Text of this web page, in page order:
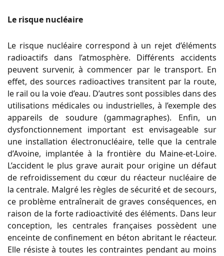
Le risque nucléaire
Le risque nucléaire correspond à un rejet d’éléments
radioactifs dans l’atmosphère. Différents accidents
peuvent survenir, à commencer par le transport. En
effet, des sources radioactives transitent par la route,
le rail ou la voie d’eau. D’autres sont possibles dans des
utilisations médicales ou industrielles, à l’exemple des
appareils de soudure (gammagraphes). Enfin, un
dysfonctionnement important est envisageable sur
une installation électronucléaire, telle que la centrale
d’Avoine, implantée à la frontière du Maine-et-Loire.
L’accident le plus grave aurait pour origine un défaut
de refroidissement du cœur du réacteur nucléaire de
la centrale. Malgré les règles de sécurité et de secours,
ce problème entraînerait de graves conséquences, en
raison de la forte radioactivité des éléments. Dans leur
conception, les centrales françaises possèdent une
enceinte de confinement en béton abritant le réacteur.
Elle résiste à toutes les contraintes pendant au moins